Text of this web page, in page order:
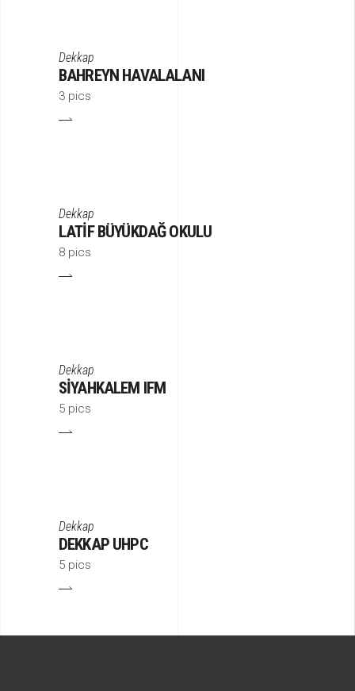
Dekkap
BAHREYN HAVALALANI
3 pics
Dekkap
LATIF BÜYÜKDAĞ OKULU
8 pics
Dekkap
SIYAHKALEM IFM
5 pics
Dekkap
DEKKAP UHPC
5 pics